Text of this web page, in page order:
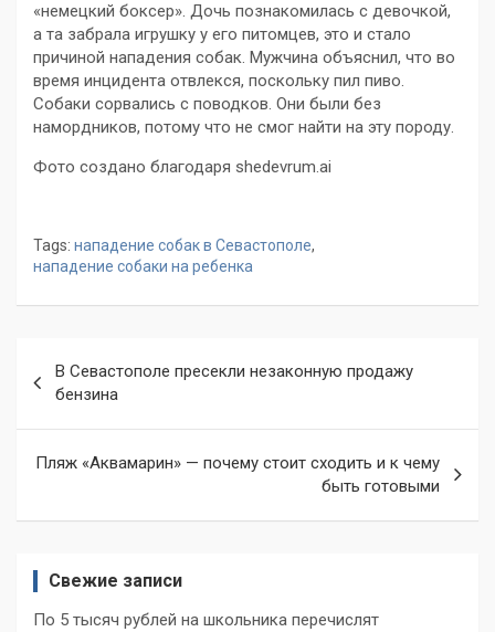
«немецкий боксер». Дочь познакомилась с девочкой,
а та забрала игрушку у его питомцев, это и стало
причиной нападения собак. Мужчина объяснил, что во
время инцидента отвлекся, поскольку пил пиво.
Собаки сорвались с поводков. Они были без
намордников, потому что не смог найти на эту породу.
Фото создано благодаря shedevrum.ai
Tags: нападение собак в Севастополе,
нападение собаки на ребенка
по
записям
В Севастополе пресекли незаконную продажу
бензина
Пляж «Аквамарин» — почему стоит сходить и к чему
быть готовыми
Свежие записи
По 5 тысяч рублей на школьника перечислят